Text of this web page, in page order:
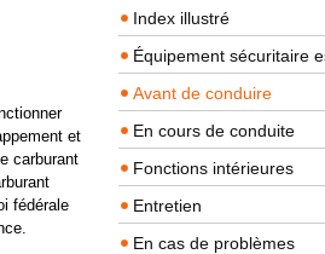
et
carburant
fédérale
Index illustré
Équipement sécuritaire
Avant de conduire
En cours de conduite
Fonctions intérieures
Entretien
En cas de problèmes